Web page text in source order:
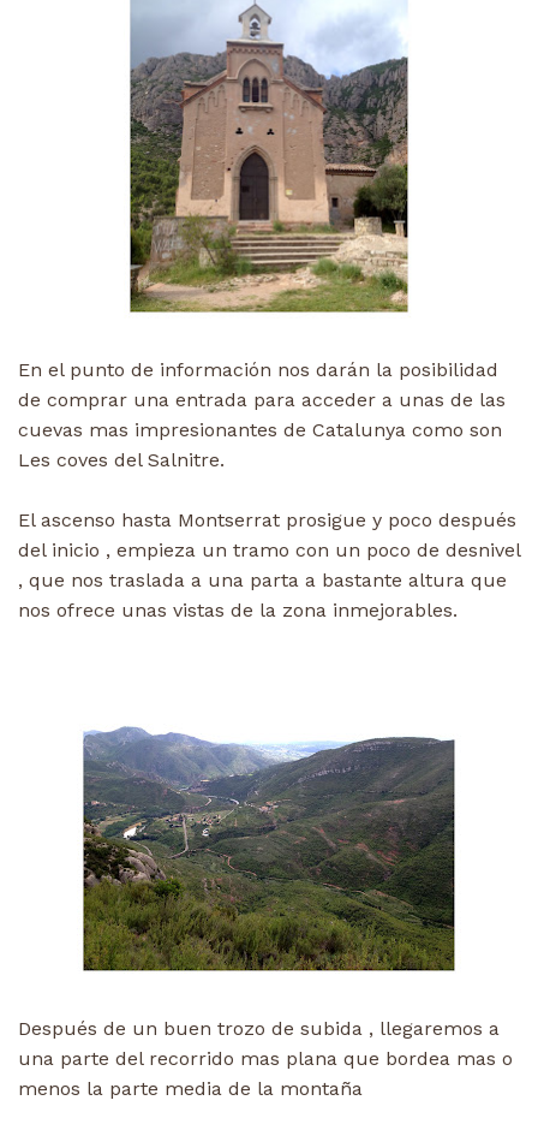
En el punto de información nos darán la posibilidad
de comprar una entrada para acceder a unas de las
cuevas mas impresionantes de Catalunya como son
Les coves del Salnitre.
El ascenso hasta Montserrat prosigue y poco después
del inicio , empieza un tramo con un poco de desnivel
, que nos traslada a una parta a bastante altura que
nos ofrece unas vistas de la zona inmejorables.
Después de un buen trozo de subida , llegaremos a
una parte del recorrido mas plana que bordea mas o
menos la parte media de la montaña